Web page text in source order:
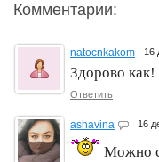
Комментарии:
natocnkakom 16
Здорово
Ответить
ashavina 16
Можно